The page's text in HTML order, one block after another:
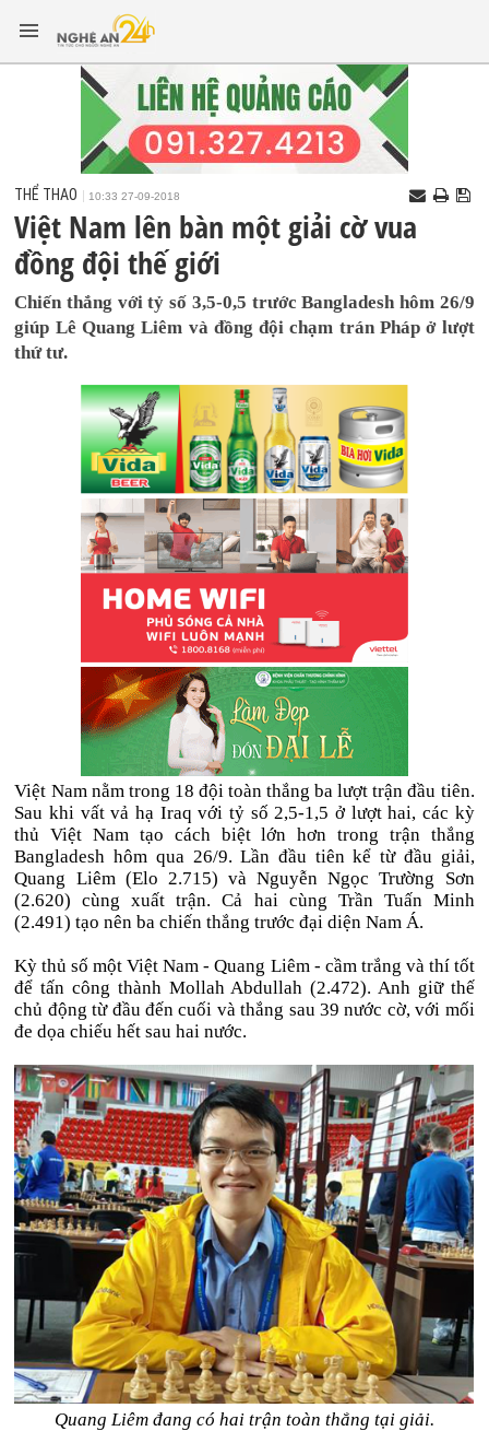
THỂ THAO 10:33 27-09-2018
Việt Nam lên bàn một giải cờ vua
đồng đội thế giới
Chiến thắng với tỷ số 3,5-0,5 trước Bangladesh hôm 26/9
giúp Lê Quang Liêm và đồng đội chạm trán Pháp ở lượt
thứ tư.
Việt Nam nằm trong 18 đội toàn thắng ba lượt trận đầu tiên.
Sau khi vất vả hạ Iraq với tỷ số 2,5-1,5 ở lượt hai, các kỳ
thủ Việt Nam tạo cách biệt lớn hơn trong trận thắng
Bangladesh hôm qua 26/9. Lần đầu tiên kể từ đầu giải,
Quang Liêm (Elo 2.715) và Nguyễn Ngọc Trường Sơn
(2.620) cùng xuất trận. Cả hai cùng Trần Tuấn Minh
(2.491) tạo nên ba chiến thắng trước đại diện Nam Á.
Kỳ thủ số một Việt Nam - Quang Liêm - cầm trắng và thí tốt
để tấn công thành Mollah Abdullah (2.472). Anh giữ thế
chủ động từ đầu đến cuối và thắng sau 39 nước cờ, với mối
đe dọa chiếu hết sau hai nước.
Quang Liêm đang có hai trận toàn thắng tại giải.